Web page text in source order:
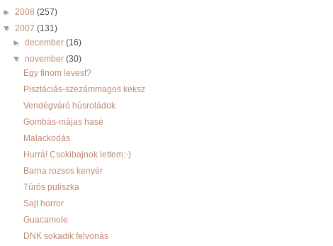
► 2008 (257)
▼ 2007 (131)
►december(16)
▼november(30)
Egy finom levest?
Pisztáciás-szezámmagos keksz
Vendégváró húsroládok
Gombás-májas hasé
Malackodás
Hurrá! Csokibajnok lettem:-)
Barna rozsos kenyér
Túrós puliszka
Sajt horror
Guacamole
DNK sokadik felvonás